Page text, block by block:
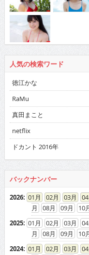
人気の検索ワード
徳江かな
RaMu
真田まこと
netflix
ドカント 2016年
バックナンバー
2026 : 01
08
09 10
01 02 03 04
08
09 10
01 02 03 04
08
09 10